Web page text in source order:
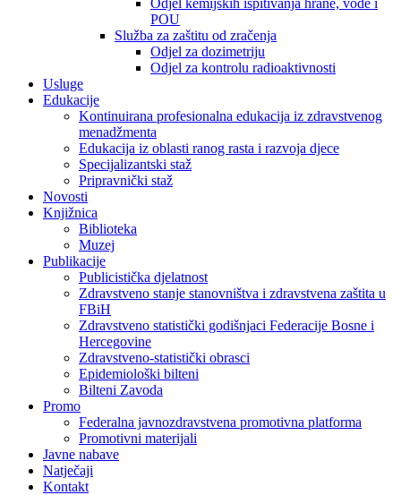
Odjel kemijskih ispitivanja hrane, vode i
POU
Služba za zaštitu od zračenja
Odjel za dozimetriju
Odjel za kontrolu radioaktivnosti
Usluge
Edukacije
Kontinuirana profesionalna edukacija iz zdravstvenog
menadžmenta
Edukacija iz oblasti ranog rasta i razvoja djece
Specijalizantski staž
Pripravnički staž
Novosti
Knjižnica
Biblioteka
Muzej
Publikacije
Publicistička djelatnost
Zdravstveno stanje stanovništva i zdravstvena zaštita u
FBiH
Zdravstveno statistički godišnjaci Federacije Bosne i
Hercegovine
Zdravstveno-statistički obrasci
Epidemiološki bilteni
Bilteni Zavoda
Promo
Federalna javnozdravstvena promotivna platforma
Promotivni materijali
Javne nabave
Natječaji
Kontakt